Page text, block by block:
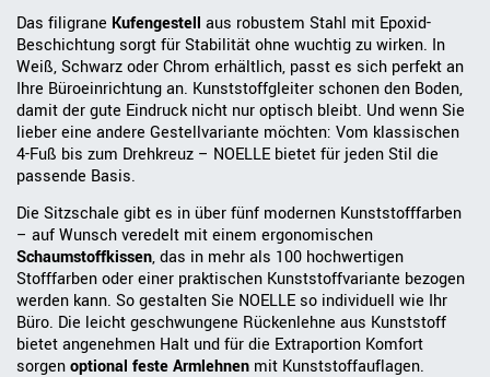
Das filigrane Kufengestell aus robustem Stahl mit Epoxid-
Beschichtung sorgt für Stabilität ohne wuchtig zu wirken. In
Weiß, Schwarz oder Chrom erhältlich, passt es sich perfekt an
Ihre Büroeinrichtung an. Kunststoffgleiter schonen den Boden,
damit der gute Eindruck nicht nur optisch bleibt. Und wenn Sie
lieber eine andere Gestellvariante möchten: Vom klassischen
4-Fuß bis zum Drehkreuz – NOELLE bietet für jeden Stil die
passende Basis.
Die Sitzschale gibt es in über fünf modernen Kunststofffarben
– auf Wunsch veredelt mit einem ergonomischen
Schaumstoffkissen, das in mehr als 100 hochwertigen
Stofffarben oder einer praktischen Kunststoffvariante bezogen
werden kann. So gestalten Sie NOELLE so individuell wie Ihr
Büro. Die leicht geschwungene Rückenlehne aus Kunststoff
bietet angenehmen Halt und für die Extraportion Komfort
sorgenoptional feste Armlehnen mit Kunststoffauflagen.